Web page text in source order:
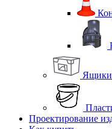
Ящики
Проектирование